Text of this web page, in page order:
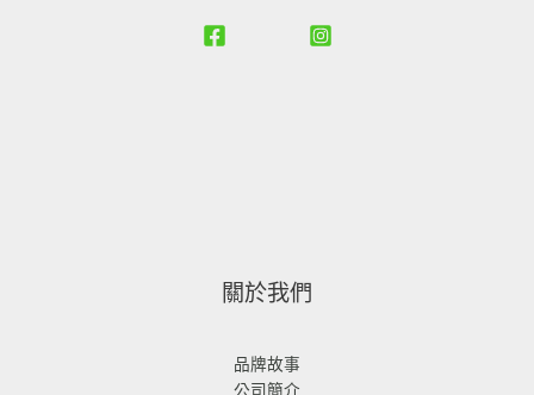
關於我們
品牌故事
公司簡介